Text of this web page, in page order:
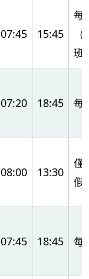
07:45 15:45
每
（
班
07:20 18:45 每
08:00 13:30
僅
假
07:45 18:45 每